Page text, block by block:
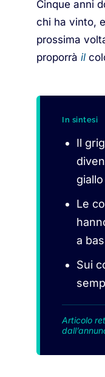
Cinque anni
chi ha vinto,
prossima
proporrà il
In sintesi
Il
Le
a
Sui
Articolo